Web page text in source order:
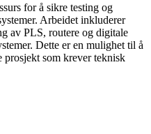
for å sikre testing og
Arbeidet inkluderer
av PLS, routere og digitale
Dette er en mulighet til å
prosjekt som krever teknisk